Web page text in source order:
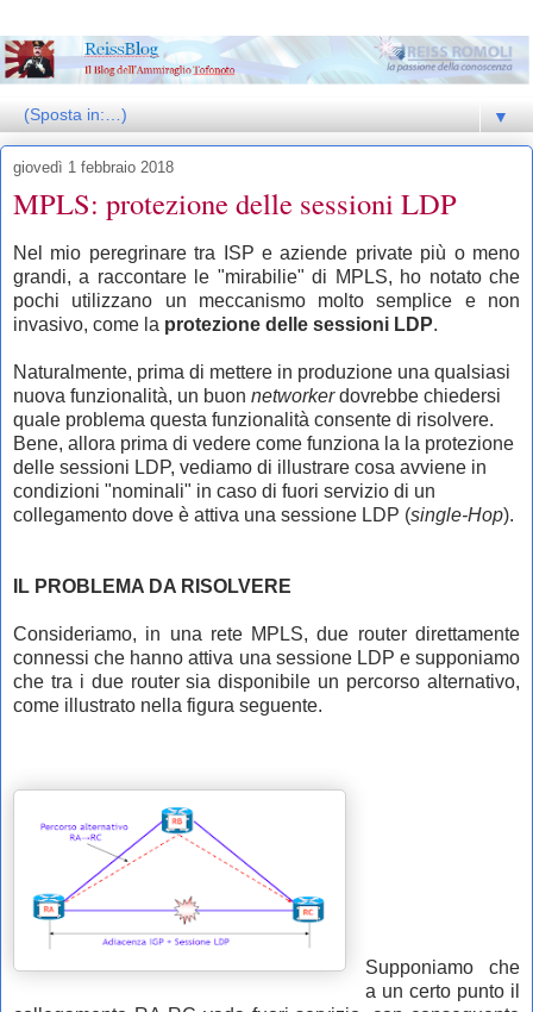
▼
giovedì 1 febbraio 2018
MPLS: protezione delle sessioni LDP
Nel mio peregrinare tra ISP e aziende private più o meno
grandi, a raccontare le "mirabilie" di MPLS, ho notato che
pochi utilizzano un meccanismo molto semplice e non
invasivo, come la protezione delle sessioni LDP.
Naturalmente, prima di mettere in produzione una qualsiasi
nuova funzionalità, un buon networkerdovrebbe chiedersi
quale problema questa funzionalità consente di risolvere.
Bene, allora prima di vedere come funziona la la protezione
delle sessioni LDP, vediamo di illustrare cosa avviene in
condizioni "nominali" in caso di fuori servizio di un
collegamento dove è attiva una sessione LDP (single-Hop).
IL PROBLEMA DA RISOLVERE
Consideriamo, in una rete MPLS, due router direttamente
connessi che hanno attiva una sessione LDP e supponiamo
che tra i due router sia disponibile un percorso alternativo,
come illustrato nella figura seguente.
Supponiamo che
a un certo punto il